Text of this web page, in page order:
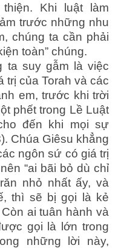
Khi luật làm
trước những nhu
chúng ta cần phải
toàn” chúng.
ta suy gẫm là việc
trị của Torah và các
em, trước khi trời
phết trong Lề Luật
đến khi mọi sự
Chúa Giêsu khẳng
ngôn sứ có giá trị
“ai bãi bỏ dù chỉ
nhỏ nhất ấy, và
thì sẽ bị gọi là kẻ
ai tuân hành và
gọi là lớn trong
những lời này,